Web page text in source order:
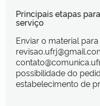
Principais etapas
serviço
Enviar o material
possibilidade do
estabelecimento de